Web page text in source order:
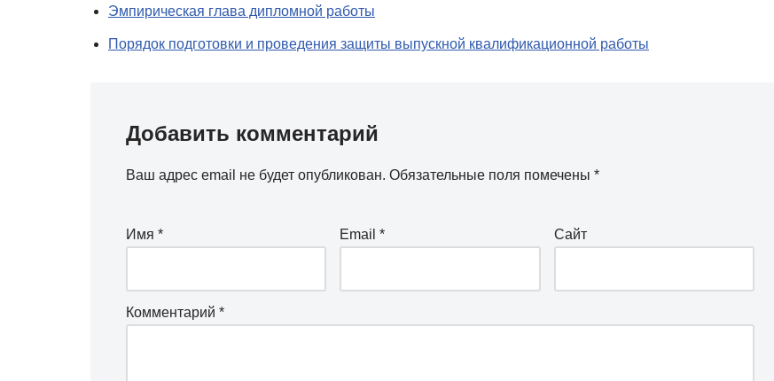
Эмпирическая глава дипломной работы
Порядок подготовки и проведения защиты выпускной квалификационной работы
Добавить комментарий
Ваш адрес email не будет опубликован. Обязательные поля помечены *
Имя * Email* Сайт
Комментарий *